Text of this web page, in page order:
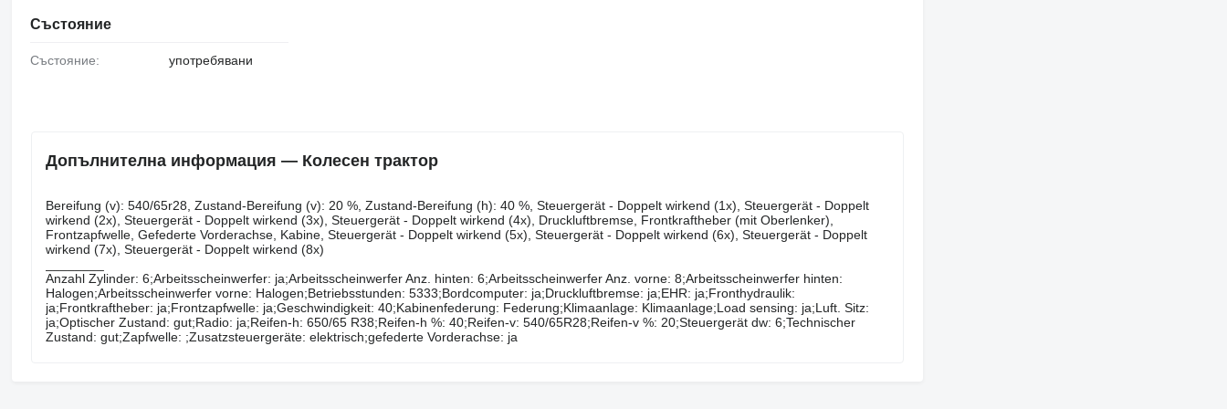
Състояние
Състояние: употребявани
Допълнителна информация — Колесен трактор
Bereifung ​​​​​​​​​‌‌​​​​‌​​​​​​​​​‌‌‌​‌​‌​​​​​​​​​‌‌‌​‌​​​​​​​​​​​‌‌​‌‌‌‌​​​​​​​​​‌‌​‌‌​​​​​​​​​​​‌‌​‌​​‌​​​​​​​​​‌‌​‌‌‌​​​​​​​​​​‌‌​​‌​‌(v): 540/65r28, Zustand-Bereifung (v): 20 %, Zustand-Bereifung (h): 40 %, Steuergerät - Doppelt wirkend (1x), Steuergerät - Doppelt
wirkend (2x), Steuergerät - Doppelt wirkend (3x), Steuergerät - Doppelt wirkend (4x), Druckluftbremse, Frontkraftheber (mit Oberlenker),
Frontzapfwelle, Gefederte Vorderachse, Kabine, Steuergerät - Doppelt wirkend (5x), Steuergerät - Doppelt wirkend (6x), Steuergerät - Doppelt
wirkend (7x), Steuergerät - Doppelt wirkend (8x)
Anzahl Zylinder: 6;Arbeitsscheinwerfer: ja;Arbeitsscheinwerfer Anz. hinten: 6;Arbeitsscheinwerfer Anz. vorne: 8;Arbeitsscheinwerfer hinten:
Halogen;Arbeitsscheinwerfer vorne: Halogen;Betriebsstunden: 5333;Bordcomputer: ja;Druckluftbremse: ja;EHR: ja;Fronthydraulik:
ja;Frontkraftheber: ja;Frontzapfwelle: ja;Geschwindigkeit: 40;Kabinenfederung: Federung;Klimaanlage: Klimaanlage;Load sensing: ja;Luft. Sitz:
ja;Optischer Zustand: gut;Radio: ja;Reifen-h: 650/65 R38;Reifen-h %: 40;Reifen-v: 540/65R28;Reifen-v %: 20;Steuergerät dw: 6;Technischer
Zustand: gut;Zapfwelle: ;Zusatzsteuergeräte: elektrisch;gefederte Vorderachse: ja